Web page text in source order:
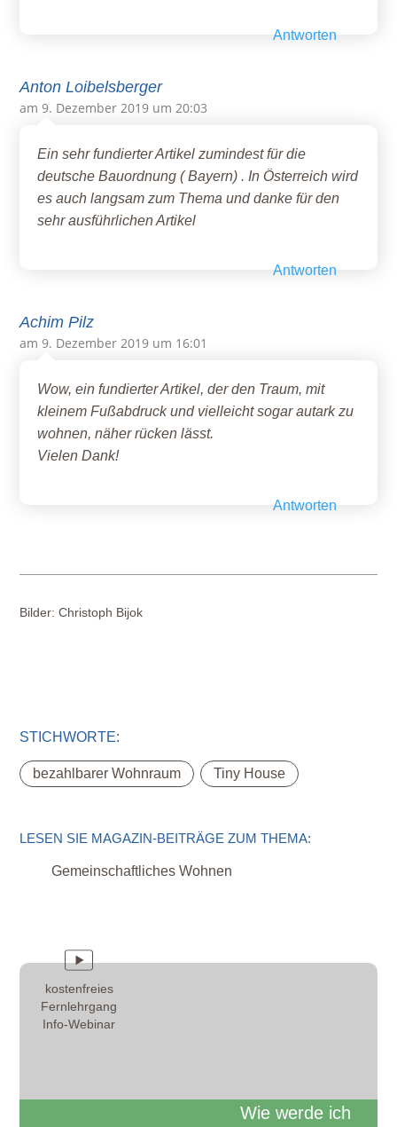
Antworten
Anton Loibelsberger
am 9. Dezember 2019 um 20:03
Ein sehr fundierter Artikel zumindest für die
deutsche Bauordnung ( Bayern) . In Österreich wird
es auch langsam zum Thema und danke für den
sehr ausführlichen Artikel
Antworten
Achim Pilz
am 9. Dezember 2019 um 16:01
Wow, ein fundierter Artikel, der den Traum, mit
kleinem Fußabdruck und vielleicht sogar autark zu
wohnen, näher rücken lässt.
Vielen Dank!
Antworten
Bilder: Christoph Bijok
STICHWORTE:
bezahlbarer Wohnraum , Tiny House
LESEN SIE MAGAZIN-BEITRÄGE ZUM THEMA:
Gemeinschaftliches Wohnen
kostenfreies
Fernlehrgang
Info-Webinar
Wie werde ich